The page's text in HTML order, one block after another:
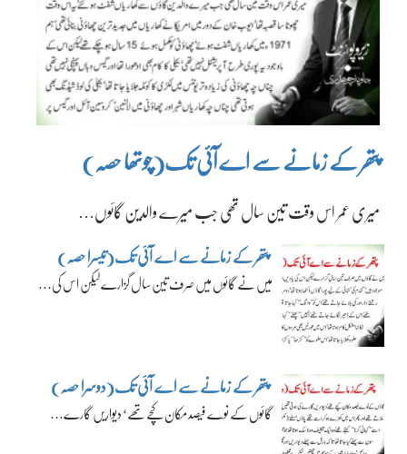
پتھر کے زمانے سے اے آئی تک(چوتھا حصہ)
میری عمر اس وقت تین سال تھی جب میرے والدین گائوں…
پتھر کے زمانے سے اے آئی تک(تیسرا حصہ)
میں نے گائوں میں صرف تین سال گزارے لیکن اس کی…
پتھر کے زمانے سے اے آئی تک(دوسرا حصہ)
گائوں کے نوے فیصد مکان کچے تھے‘ دیواریں گارے…